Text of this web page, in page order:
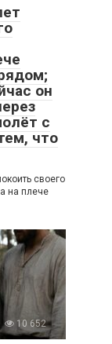
он
с
что
своего
на плече
10 652